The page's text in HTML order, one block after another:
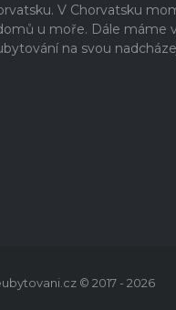
V Chorvatsku
u moře. Dále máme
na svou
© 2017 - 2026